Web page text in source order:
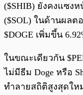
($SHIB) ยังคงแซงห
($SOL) ในด้านผล
$DOGE เพิ่มขึ้น
ในขณะเดียวกัน
ไม่มีธีม Doge หรือ
ทำลายสถิติสูงสุดใ